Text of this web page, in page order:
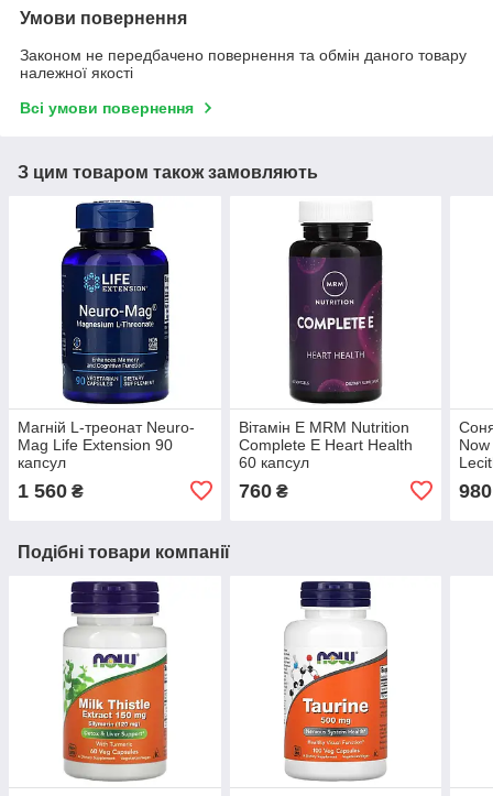
Умови повернення
Законом не передбачено повернення та обмін даного товару
належної якості
Всі умови повернення
З цим товаром також замовляють
Магній L-треонат Neuro-
Mag Life Extension 90
капсул
1 560 ₴
Вітамін Е MRM Nutrition
Complete E Heart Health
60 капсул
760₴ 980
Подібні товари компанії